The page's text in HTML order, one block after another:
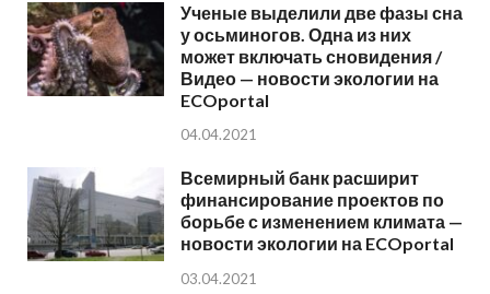
Ученые выделили две фазы сна
у осьминогов. Одна из них
может включать сновидения /
Видео — новости экологии на
ECOportal
04.04.2021
Всемирный банк расширит
финансирование проектов по
борьбе с изменением климата —
новости экологии на ECOportal
03.04.2021